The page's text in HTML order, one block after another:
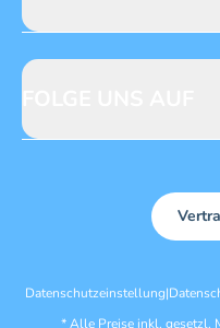
CH DE
Datenschutzeinstellung|
*Alle Preise inkl. gesetzl.